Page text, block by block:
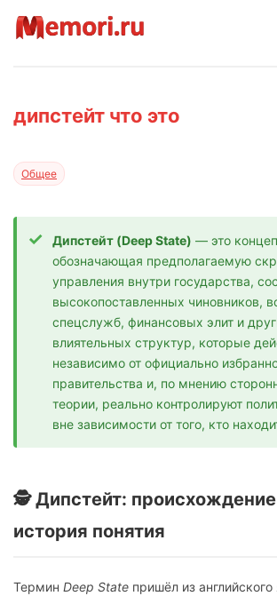
дипстейт что это
Общее
Дипстейт (Deep State) — это
обозначающая предполагаемую
управления внутри государства,
высокопоставленных чиновников,
спецслужб, финансовых элит и
влиятельных структур, которые
независимо от официально
правительства и, по мнению
теории, реально контролируют
вне зависимости от того, кто
🕵️ Дипстейт:
история понятия
Термин Deep State пришёл из